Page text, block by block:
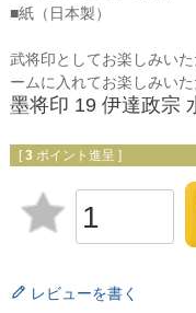
■紙（日本製）
武将印としてお楽しみい
ームに入れてお楽しみいた
墨将印 19 伊達政宗
[ 3 ポイント進呈 ]
レビューを書く